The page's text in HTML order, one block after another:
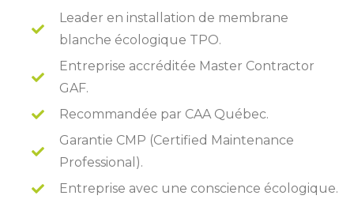
Leader en installation de membrane
blanche écologique TPO.
Entreprise accréditée Master Contractor
GAF.
Recommandée par CAA Québec.
Garantie CMP (Certified Maintenance
Professional).
Entreprise avec une conscience écologique.